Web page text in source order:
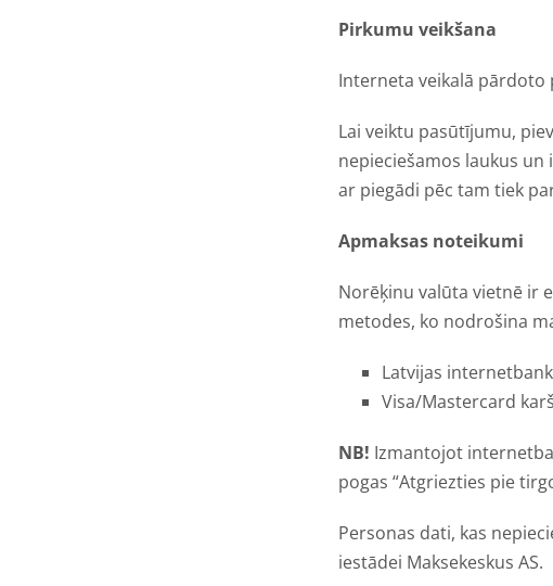
Pirkumu veikšana
Interneta veikalā
Lai veiktu pasūtījumu,
nepieciešamos laukus un
ar piegādi pēc tam tiek
Apmaksas noteikumi
Norēķinu valūta vietnē ir
metodes, ko nodrošina
Latvijas
Visa/Mastercard
NB! Izmantojot
pogas “Atgriezties pie
Personas dati, kas
iestādei Maksekeskus AS.